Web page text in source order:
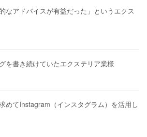
なアドバイスが有益だった」というエクス
を書き続けていたエクステリア業様
めてInstagram（インスタグラム）を活用し